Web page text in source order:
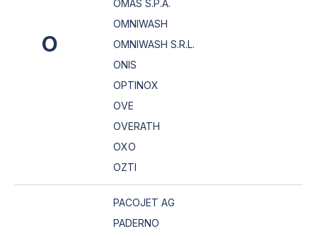
O
OMAS S.P.A.
OMNIWASH
OMNIWASH S.R.L.
ONIS
OPTINOX
OVE
OVERATH
OXO
OZTI
PACOJET AG
PADERNO